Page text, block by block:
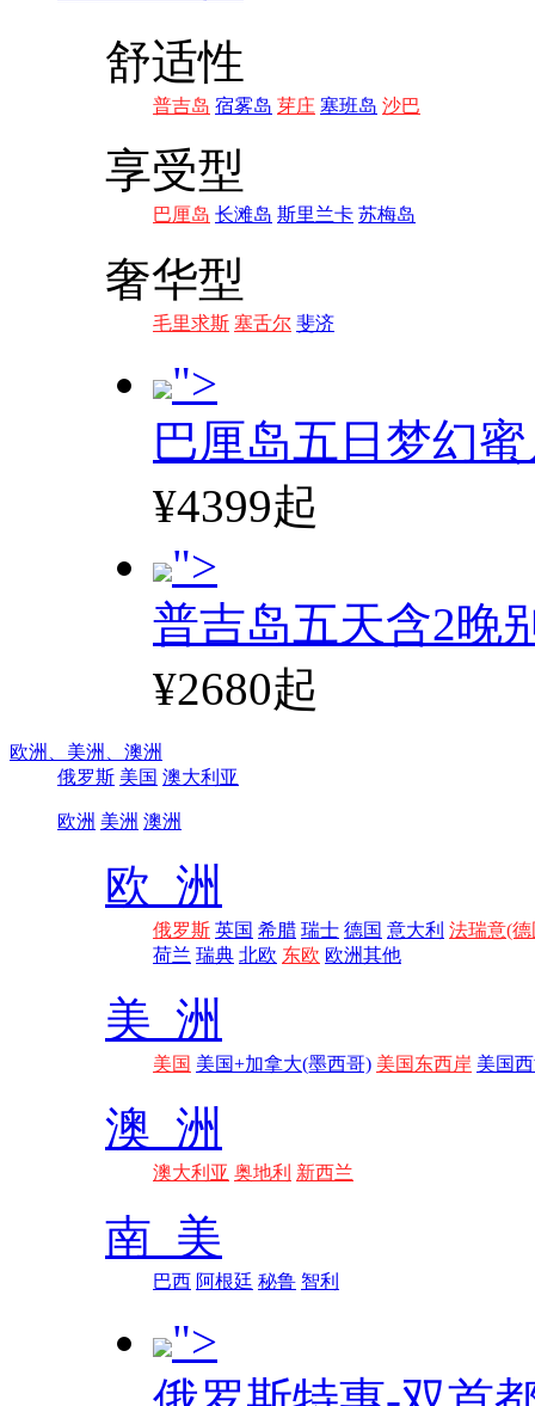
舒适性
普吉岛 宿雾岛 芽庄 塞班岛 沙巴
享受型
巴厘岛 长滩岛 斯里兰卡 苏梅岛
奢华型
毛里求斯 塞舌尔 斐济
">
巴厘岛五日梦幻
¥4399起
">
普吉岛五天含2晚
¥2680起
欧洲、 美洲、 澳洲
俄罗斯 美国 澳大利亚
欧洲 美洲 澳洲
欧 洲
俄罗斯 英国 希腊 瑞士 德国 意大利 法瑞意(德
荷兰 瑞典 北欧 东欧 欧洲其他
美 洲
美国 美国+加拿大(墨西哥) 美国东西岸 美国
澳 洲
澳大利亚 奥地利 新西兰
南 美
巴西 阿根廷 秘鲁 智利
">